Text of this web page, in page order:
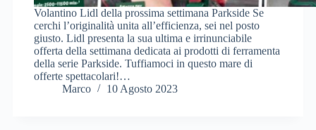
Volantino Lidl della prossima settimana Parkside Se
cerchi l’originalità unita all’efficienza, sei nel posto
giusto. Lidl presenta la sua ultima e irrinunciabile
offerta della settimana dedicata ai prodotti di ferramenta
della serie Parkside. Tuffiamoci in questo mare di
offerte spettacolari!…
Marco
10 Agosto 2023